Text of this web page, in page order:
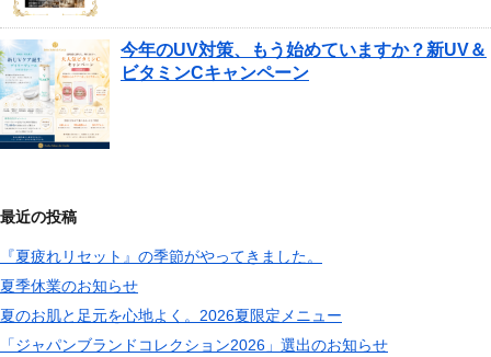
今年のUV対策、もう始めていますか？新UV＆
ビタミンCキャンペーン
最近の投稿
『夏疲れリセット』の季節がやってきました。
夏季休業のお知らせ
夏のお肌と足元を心地よく。2026夏限定メニュー
「ジャパンブランドコレクション2026」選出のお知らせ